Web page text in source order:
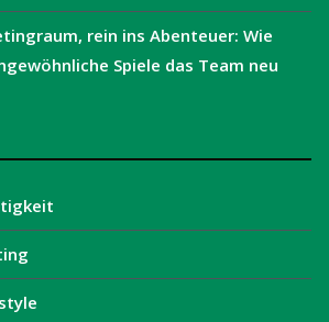
rein ins Abenteuer: Wie
Spiele das Team neu